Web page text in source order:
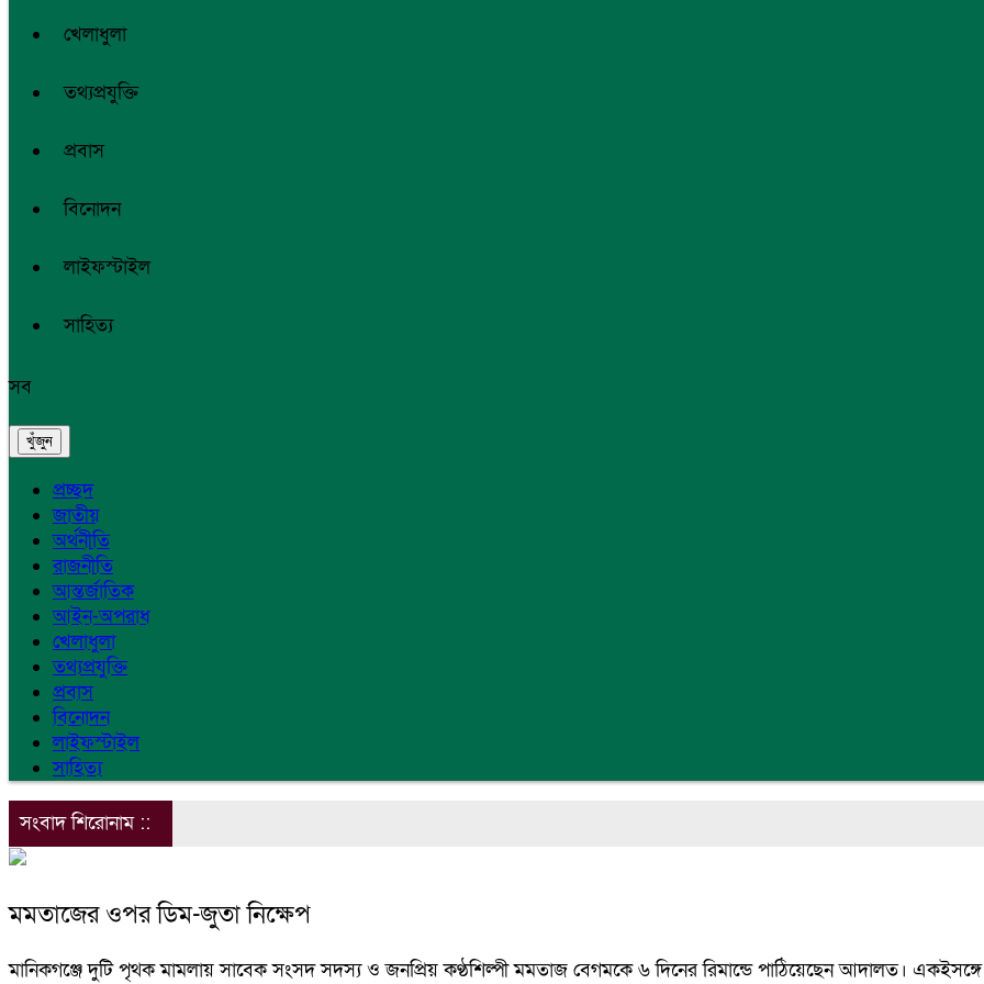
খেলাধুলা
তথ্যপ্রযুক্তি
প্রবাস
বিনোদন
লাইফস্টাইল
সাহিত্য
সব
প্রচ্ছদ
জাতীয়
অর্থনীতি
রাজনীতি
আন্তর্জাতিক
আইন-অপরাধ
খেলাধুলা
তথ্যপ্রযুক্তি
প্রবাস
বিনোদন
লাইফস্টাইল
সাহিত্য
সংবাদ শিরোনাম ::
মমতাজের ওপর ডিম-জুতা নিক্ষেপ
মানিকগঞ্জে দুটি পৃথক মামলায় সাবেক সংসদ সদস্য ও জনপ্রিয় কণ্ঠশিল্পী মমতাজ বেগমকে ৬ দিনের রিমান্ডে পাঠিয়েছেন আদালত।